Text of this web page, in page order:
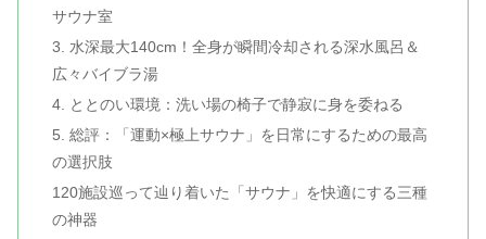
サウナ室
3. 水深最大140cm！全身が瞬間冷却される深水風呂＆
広々バイブラ湯
4. ととのい環境：洗い場の椅子で静寂に身を委ねる
5. 総評：「運動×極上サウナ」を日常にするための最高
の選択肢
120施設巡って辿り着いた「サウナ」を快適にする三種
の神器